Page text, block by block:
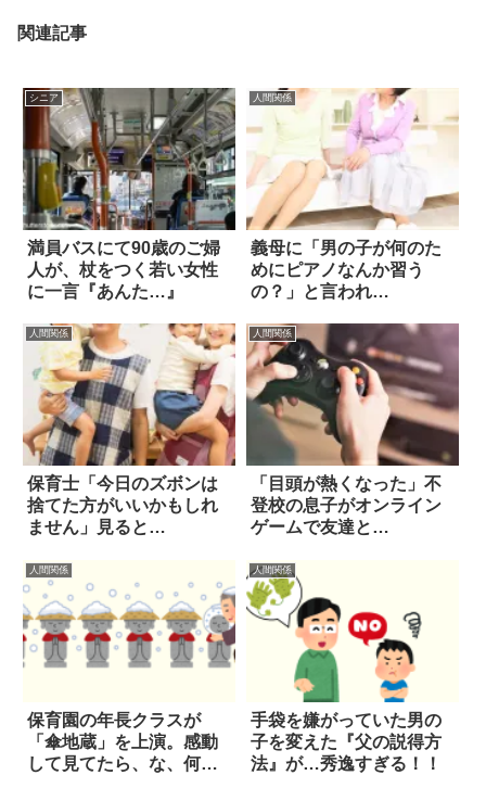
関連記事
シニア
満員バスにて90歳のご婦
人が、杖をつく若い女性
に一言『あんた…』
人間関係
義母に「男の子が何のた
めにピアノなんか習う
の？」と言われ…
人間関係
保育士「今日のズボンは
捨てた方がいいかもしれ
ません」見ると…
人間関係
「目頭が熱くなった」不
登校の息子がオンライン
ゲームで友達と…
人間関係
保育園の年長クラスが
「傘地蔵」を上演。感動
して見てたら、な、何こ
人間関係
手袋を嫌がっていた男の
子を変えた『父の説得方
法』が…秀逸すぎる！！